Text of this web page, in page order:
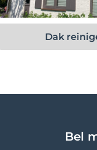
Dak
Bel